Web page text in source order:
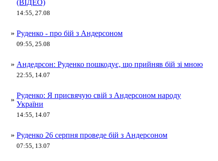
(ВІДЕО)
14:55, 27.08
» Руденко - про бій з Андерсоном
09:55, 25.08
» Андедрсон: Руденко пошкодує, що прийняв бій зі мною
22:55, 14.07
»
Руденко: Я присвячую свій з Андерсоном народу
України
14:55, 14.07
» Руденко 26 серпня проведе бій з Андерсоном
07:55, 13.07